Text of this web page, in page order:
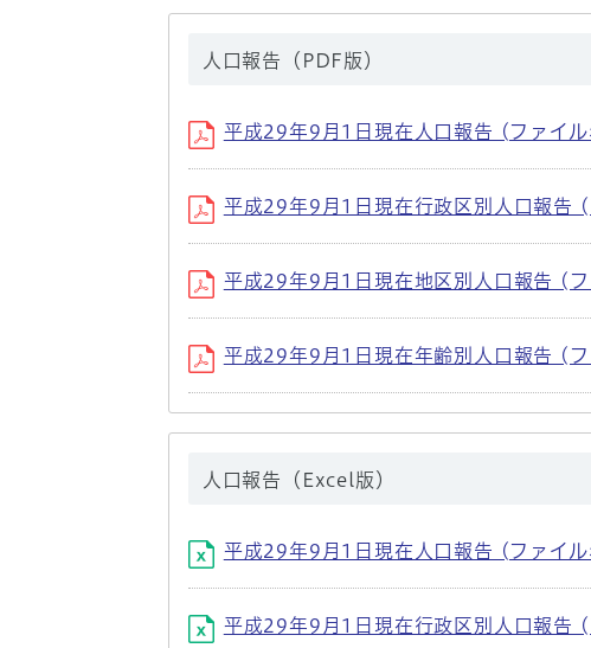
人口報告（PDF版）
平成29年9月1日現在人口報告 (ファ
平成29年9月1日現在行政区別人口報
平成29年9月1日現在地区別人口報告
平成29年9月1日現在年齢別人口報告
人口報告（Excel版）
平成29年9月1日現在人口報告 (ファイ
平成29年9月1日現在行政区別人口報